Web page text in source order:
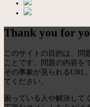
Thank you for
このサイトの目的は、問
ことです。問題の内容を
その事象が見られるURL
てください。
困っている人や解決して